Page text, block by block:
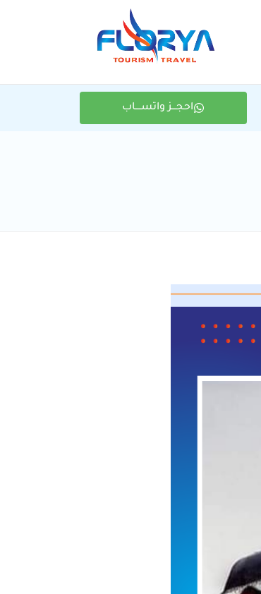
احجـــز واتســــاب